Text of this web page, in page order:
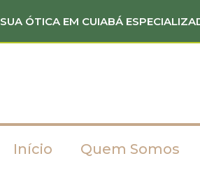
SUA ÓTICA EM CUIABÁ
Início Quem Somos